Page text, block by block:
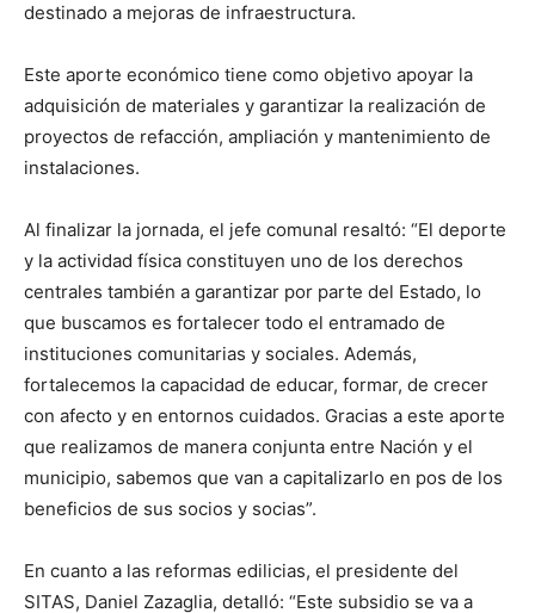
destinado a mejoras de infraestructura.
Este aporte económico tiene como objetivo apoyar la
adquisición de materiales y garantizar la realización de
proyectos de refacción, ampliación y mantenimiento de
instalaciones.
Al finalizar la jornada, el jefe comunal resaltó: “El deporte
y la actividad física constituyen uno de los derechos
centrales también a garantizar por parte del Estado, lo
que buscamos es fortalecer todo el entramado de
instituciones comunitarias y sociales. Además,
fortalecemos la capacidad de educar, formar, de crecer
con afecto y en entornos cuidados. Gracias a este aporte
que realizamos de manera conjunta entre Nación y el
municipio, sabemos que van a capitalizarlo en pos de los
beneficios de sus socios y socias”.
En cuanto a las reformas edilicias, el presidente del
SITAS, Daniel Zazaglia, detalló: “Este subsidio se va a